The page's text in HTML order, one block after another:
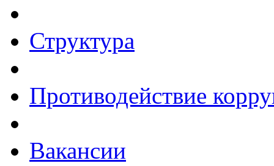
Структура
Противодействие
Вакансии